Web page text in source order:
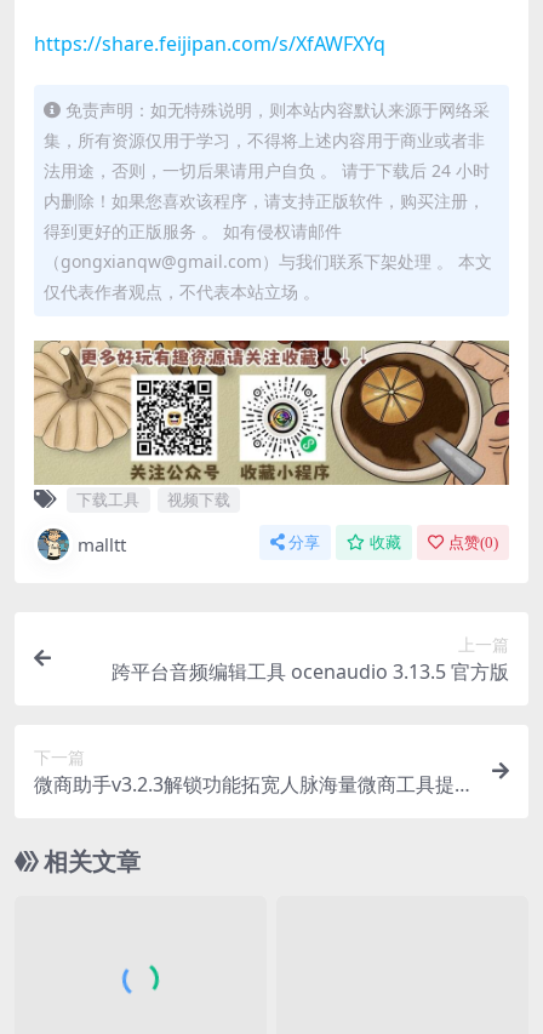
https://share.feijipan.com/s/XfAWFXYq
免责声明：如无特殊说明，则本站内容默认来源于网络采
集，所有资源仅用于学习，不得将上述内容用于商业或者非
法用途，否则，一切后果请用户自负 。 请于下载后 24 小时
内删除！如果您喜欢该程序，请支持正版软件，购买注册，
得到更好的正版服务 。 如有侵权请邮件
（gongxianqw@gmail.com）与我们联系下架处理 。 本文
仅代表作者观点，不代表本站立场 。
下载工具 视频下载
malltt 分享 收藏 点赞(0)
上一篇
跨平台音频编辑工具 ocenaudio 3.13.5 官方版
下一篇
微商助手v3.2.3解锁功能拓宽人脉海量微商工具提
相关文章